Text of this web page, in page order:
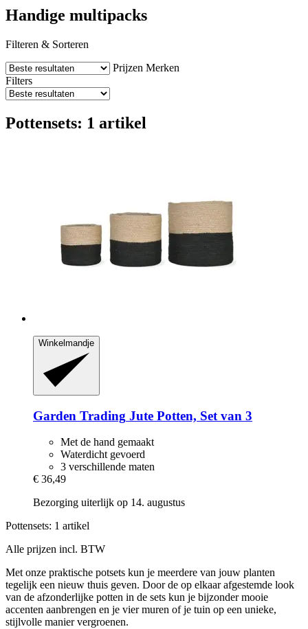
Handige multipacks
Filteren & Sorteren
Prijzen Merken
Filters
Pottensets: 1 artikel
Winkelmandje
Garden Trading Jute Potten, Set van 3
Met de hand gemaakt
Waterdicht gevoerd
3 verschillende maten
€ 36,49
Bezorging uiterlijk op 14. augustus
Pottensets: 1 artikel
Alle prijzen incl. BTW
Met onze praktische potsets kun je meerdere van jouw planten
tegelijk een nieuw thuis geven. Door de op elkaar afgestemde look
van de afzonderlijke potten in de sets kun je bijzonder mooie
accenten aanbrengen en je vier muren of je tuin op een unieke,
stijlvolle manier vergroenen.